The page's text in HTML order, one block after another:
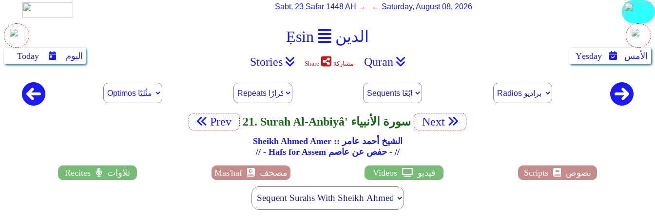
Ẹsin الدين
Sabt, 23 Safar 1448 AH → ← Saturday, August 08, 2026
Today اليوم Yẹsday الأمس Stories Share مشاركة Quran
Prev 21. Surah Al-Anbiyâ' سورة الأنبياء Next
Sheikh Ahmed Amer :: الشيخ أحمد عامر
// - Hafs for Assem حفص عن عاصم - //
Recites تلاوات Mas'haf مصحف Videos فيديو Scripts نصوص